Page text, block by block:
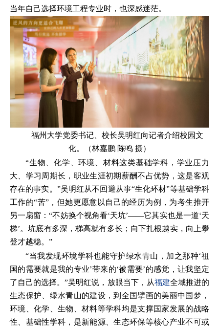
当年自己选择环境工程专业时，也深感迷茫。
福州大学党委书记、校长吴明红向记者介绍校园文
化。（林嘉鹏 陈鸣 摄）
“生物、化学、环境、材料这类基础学科，学业压力
大、学习周期长，职业生涯初期薪酬不占优势，这是客观
存在的事实。”吴明红从不回避从事“生化环材”等基础学科
工作的“苦”，但她更愿意以自己的经历为例，为考生推开
另一扇窗：“不妨换个视角看‘天坑’——它其实也是一道‘天
梯’。坑底有多深，梯高就有多长；向下扎根越实，向上攀
登才越稳。”
“当我发现环境学科也能守护绿水青山，加之那种‘祖
国的需要就是我的专业’带来的‘被需要’的感觉，让我坚定
了自己的选择。”吴明红说，放眼当下，从福建全域推进的
生态保护、绿水青山的建设，到全国擘画的美丽中国梦，
环境、化学、生物、材料等学科均是支撑国家发展的战略
性、基础性学科，是新能源、生态环保等核心产业不可或